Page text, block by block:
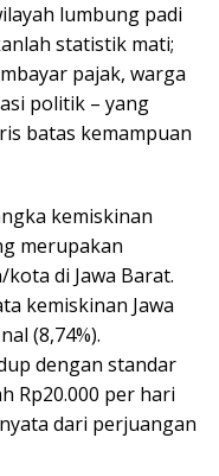
lumbung padi
statistik mati;
pajak, warga
politik – yang
batas kemampuan
kemiskinan
merupakan
di Jawa Barat.
kemiskinan Jawa
(8,74%).
dengan standar
Rp20.000 per hari
dari perjuangan